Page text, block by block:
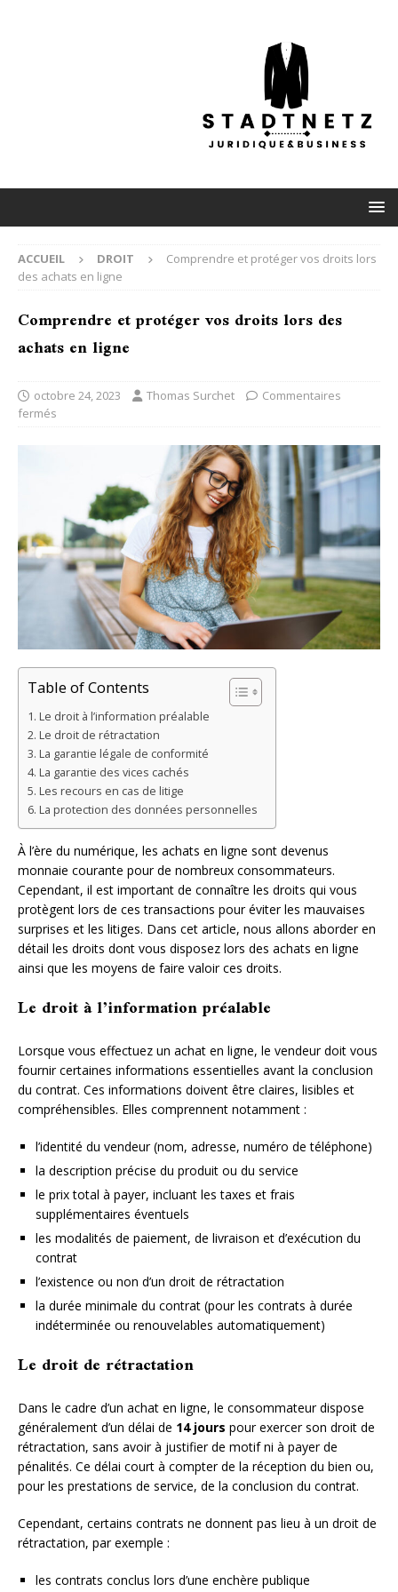
ACCUEIL DROIT
Comprendre et protéger vos droits lors
des achats en ligne
Comprendre et protéger vos droits lors des
achats en ligne
octobre 24, 2023 Thomas Surchet
Commentaires
fermés
Table of Contents
Le droit à l’information préalable
Le droit de rétractation
La garantie légale de conformité
La garantie des vices cachés
Les recours en cas de litige
La protection des données personnelles
À l’ère du numérique, les achats en ligne sont devenus
monnaie courante pour de nombreux consommateurs.
Cependant, il est important de connaître les droits qui vous
protègent lors de ces transactions pour éviter les mauvaises
surprises et les litiges. Dans cet article, nous allons aborder en
détail les droits dont vous disposez lors des achats en ligne
ainsi que les moyens de faire valoir ces droits.
Le droit à l’information préalable
Lorsque vous effectuez un achat en ligne, le vendeur doit vous
fournir certaines informations essentielles avant la conclusion
du contrat. Ces informations doivent être claires, lisibles et
compréhensibles. Elles comprennent notamment :
l’identité du vendeur (nom, adresse, numéro de téléphone)
la description précise du produit ou du service
le prix total à payer, incluant les taxes et frais
supplémentaires éventuels
les modalités de paiement, de livraison et d’exécution du
contrat
l’existence ou non d’un droit de rétractation
la durée minimale du contrat (pour les contrats à durée
indéterminée ou renouvelables automatiquement)
Le droit de rétractation
Dans le cadre d’un achat en ligne, le consommateur dispose
généralement d’un délai de 14 jours pour exercer son droit de
rétractation, sans avoir à justifier de motif ni à payer de
pénalités. Ce délai court à compter de la réception du bien ou,
pour les prestations de service, de la conclusion du contrat.
Cependant, certains contrats ne donnent pas lieu à un droit de
rétractation, par exemple :
les contrats conclus lors d’une enchère publique